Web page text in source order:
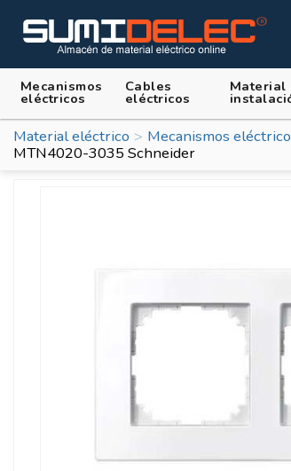
Mecanismos
eléctricos
Cables
eléctricos
Material
Material eléctrico Mecanismos
MTN4020-3035 Schneider